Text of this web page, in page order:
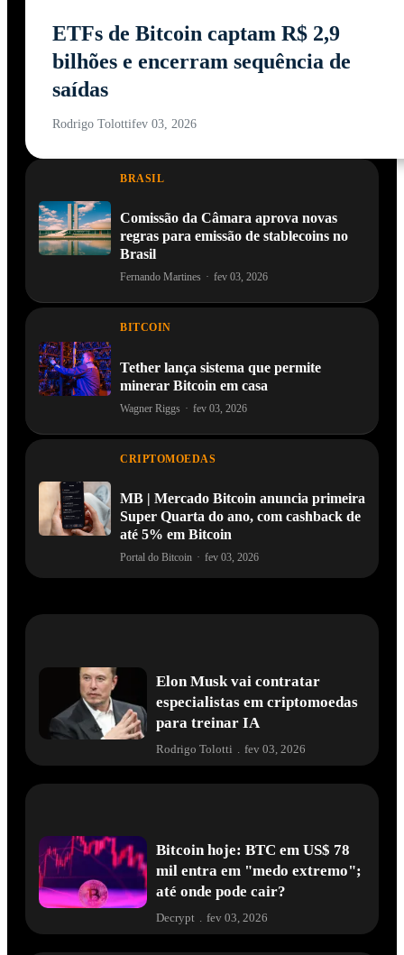
ETFs de Bitcoin captam R$ 2,9
bilhões e encerram sequência de
saídas
Rodrigo Tolottifev 03, 2026
BRASIL
Comissão da Câmara aprova novas
regras para emissão de stablecoins no
Brasil
Fernando Martines · fev 03, 2026
BITCOIN
Tether lança sistema que permite
minerar Bitcoin em casa
Wagner Riggs · fev 03, 2026
CRIPTOMOEDAS
MB | Mercado Bitcoin anuncia primeira
Super Quarta do ano, com cashback de
até 5% em Bitcoin
Portal do Bitcoin · fev 03, 2026
Elon Musk vai contratar
especialistas em criptomoedas
para treinar IA
Rodrigo Tolotti fev 03, 2026
Bitcoin hoje: BTC em US$ 78
mil entra em "medo extremo";
até onde pode cair?
Decrypt . fev 03, 2026